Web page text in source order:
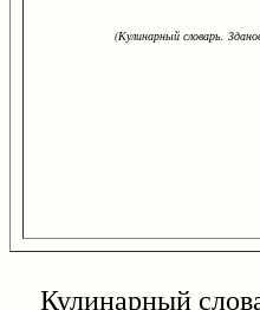
(Кулинарный словарь.
Кулинарный